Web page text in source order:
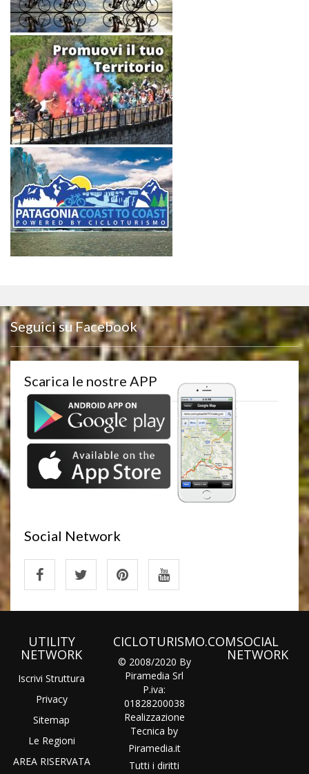
Seguici su Facebook
Scarica le nostre APP
Social Network
UTILITY
NETWORK
Iscrivi Struttura
Privacy
Sitemap
Le Regioni
AREA RISERVATA
CICLOTURISMO.COM
© 2008/2020 By
Piramedia Srl
P.iva:
01828200038
Realizzazione
Tecnica by
Piramedia.it
Tutti i diritti
SOCIAL
NETWORK